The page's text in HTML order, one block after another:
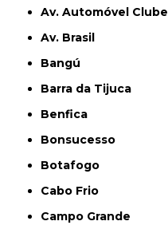
Av. Automóvel Clube
Av. Brasil
Bangú
Barra da Tijuca
Benfica
Bonsucesso
Botafogo
Cabo Frio
Campo Grande